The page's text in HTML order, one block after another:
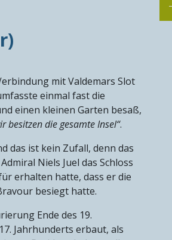
mit Valdemars Slot
einmal fast die
einen kleinen Garten besaß,
besitzen die gesamte Insel“.
das ist kein Zufall, denn das
Niels Juel das Schloss
erhalten hatte, dass er die
besiegt hatte.
Ende des 19.
Jahrhunderts erbaut, als